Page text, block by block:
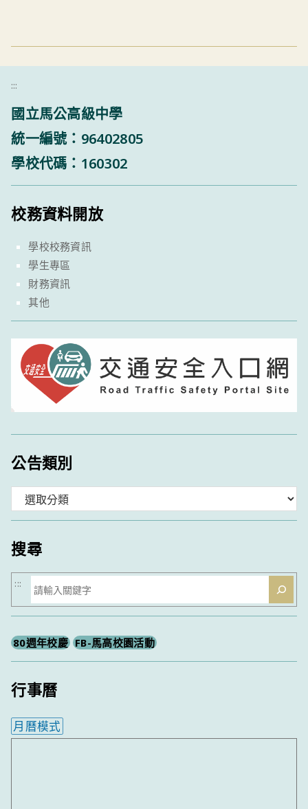
:::
國立馬公高級中學
統一編號：96402805
學校代碼：160302
校務資料開放
學校校務資訊
學生專區
財務資訊
其他
公告類別
類
搜尋
搜
尋
:::
80週年校慶 FB-馬高校園活動
行事曆
月曆模式